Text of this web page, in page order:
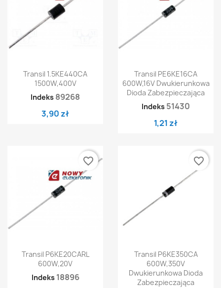
Transil 1.5KE440CA
1500W,400V
Indeks 89268
3,90 zł
Transil PE6KE16CA
600W,16V Dwukierunkowa
Dioda Zabezpieczająca
Indeks 51430
1,21 zł
Transil P6KE20CARL
600W,20V
Indeks 18896
favorite_border
Transil P6KE350CA
600W,350V
Dwukierunkowa Dioda
Zabezpieczająca
favorite_border